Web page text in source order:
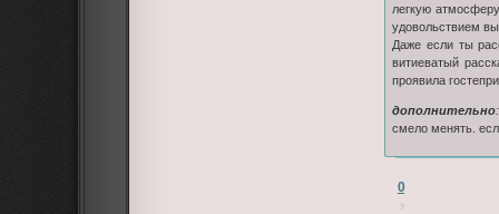
легкую
удовольствием
Даже если ты
витиеватый
проявила
дополнительно:
смело менять.
0